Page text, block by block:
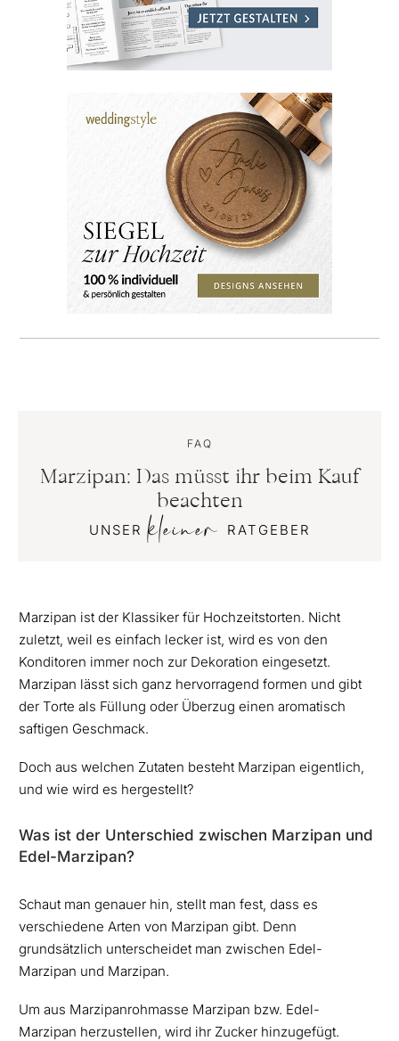
FAQ
Marzipan: Das müsst ihr beim Kauf
beachten
UNSERkleiner RATGEBER
Marzipan ist der Klassiker für Hochzeitstorten. Nicht
zuletzt, weil es einfach lecker ist, wird es von den
Konditoren immer noch zur Dekoration eingesetzt.
Marzipan lässt sich ganz hervorragend formen und gibt
der Torte als Füllung oder Überzug einen aromatisch
saftigen Geschmack.
Doch aus welchen Zutaten besteht Marzipan eigentlich,
und wie wird es hergestellt?
Was ist der Unterschied zwischen Marzipan und
Edel-Marzipan?
Schaut man genauer hin, stellt man fest, dass es
verschiedene Arten von Marzipan gibt. Denn
grundsätzlich unterscheidet man zwischen Edel-
Marzipan und Marzipan.
Um aus Marzipanrohmasse Marzipan bzw. Edel-
Marzipan herzustellen, wird ihr Zucker hinzugefügt.